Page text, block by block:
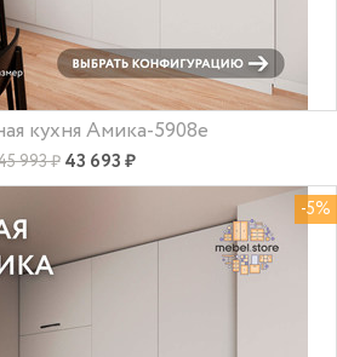
кухня Амика-5908e
993 ₽ 43 693 ₽
-5%